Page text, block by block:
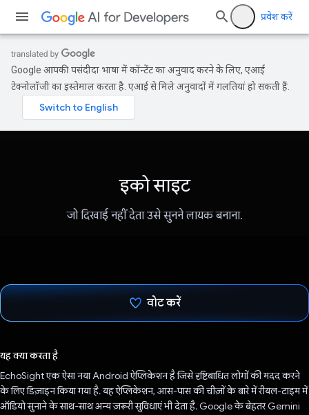
प्रवेश करें
Google आपकी पसंदीदा भाषा में कॉन्टेंट का अनुवाद करने के लिए, एआई
टेक्नोलॉजी का इस्तेमाल करता है. एआई से मिले अनुवादों में गलतियां हो सकती हैं.
इको साइट
जो दिखाई नहीं देता उसे सुनने लायक बनाना.
वोट करें
यह क्या करता है
EchoSight एक ऐसा नया Android ऐप्लिकेशन है जिसे दृष्टिबाधित लोगों की मदद करने
के लिए डिज़ाइन किया गया है. यह ऐप्लिकेशन, आस-पास की चीज़ों के बारे में रीयल-टाइम में
ऑडियो सुनाने के साथ-साथ अन्य ज़रूरी सुविधाएं भी देता है. Google के बेहतर Gemini